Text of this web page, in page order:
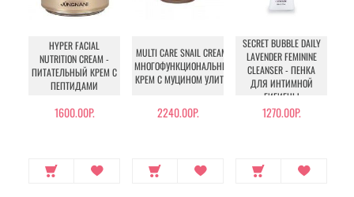
HYPER FACIAL
NUTRITION CREAM -
ПИТАТЕЛЬНЫЙ КРЕМ С
ПЕПТИДАМИ
1600.00Р.
MULTI CARE SNAIL CREAM -
МНОГОФУНКЦИОНАЛЬНЫЙ
КРЕМ С МУЦИНОМ УЛИТКИ
2240.00Р.
SECRET BUBBLE DAILY
LAVENDER FEMININE
CLEANSER - ПЕНКА
ДЛЯ ИНТИМНОЙ
ГИГИЕНЫ
1270.00Р.